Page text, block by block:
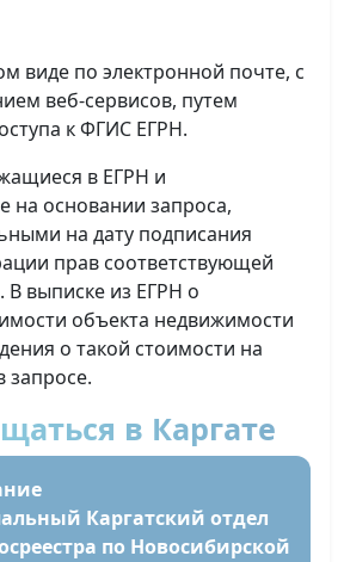
виде по электронной почте, с
веб-сервисов, путем
к ФГИС ЕГРН.
в ЕГРН и
на основании запроса,
на дату подписания
прав соответствующей
В выписке из ЕГРН о
объекта недвижимости
о такой стоимости на
запросе.
в Каргате
Каргатский отдел
по Новосибирской